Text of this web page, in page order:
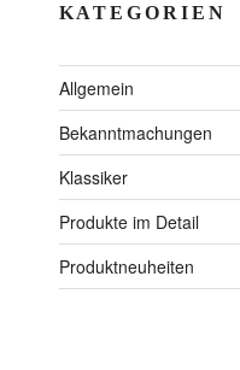
KATEGORIEN
Allgemein
Bekanntmachungen
Klassiker
Produkte im Detail
Produktneuheiten